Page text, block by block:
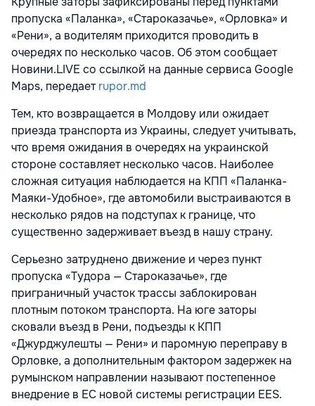
пропуска «Паланка», «Староказачье», «Орловка» и
«Рени», а водителям приходится проводить в
очередях по несколько часов. Об этом сообщает
Новини.LIVE со ссылкой на данные сервиса Google
Maps, передаетrupor.md
Тем, кто возвращается в Молдову или ожидает
приезда транспорта из Украины, следует учитывать,
что время ожидания в очередях на украинской
стороне составляет несколько часов. Наиболее
сложная ситуация наблюдается на КПП «Паланка-
Маяки-Удобное», где автомобили выстраиваются в
несколько рядов на подступах к границе, что
существенно задерживает въезд в нашу страну.
Серьезно затруднено движение и через пункт
пропуска «Тудора — Староказачье», где
приграничный участок трассы заблокирован
плотным потоком транспорта. На юге заторы
сковали въезд в Рени, подъезды к КПП
«Джурджулешты — Рени» и паромную переправу в
Орловке, а дополнительным фактором задержек на
румынском направлении называют постепенное
внедрение в ЕС новой системы регистрации EES.